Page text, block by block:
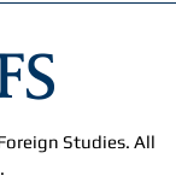
Studies. All